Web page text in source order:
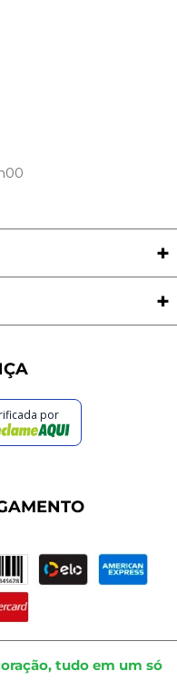
por
tudo em um só